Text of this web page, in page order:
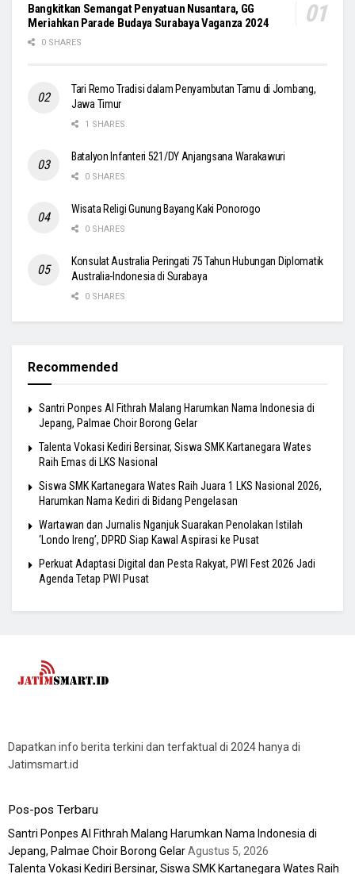
Bangkitkan Semangat Penyatuan Nusantara, GG
Meriahkan Parade Budaya Surabaya Vaganza 2024
0 SHARES
Tari Remo Tradisi dalam Penyambutan Tamu di Jombang,
Jawa Timur
1 SHARES
Batalyon Infanteri 521/DY Anjangsana Warakawuri
0 SHARES
Wisata Religi Gunung Bayang Kaki Ponorogo
0 SHARES
Konsulat Australia Peringati 75 Tahun Hubungan Diplomatik
Australia-Indonesia di Surabaya
0 SHARES
Recommended
Santri Ponpes Al Fithrah Malang Harumkan Nama Indonesia di
Jepang, Palmae Choir Borong Gelar
Talenta Vokasi Kediri Bersinar, Siswa SMK Kartanegara Wates
Raih Emas di LKS Nasional
Siswa SMK Kartanegara Wates Raih Juara 1 LKS Nasional 2026,
Harumkan Nama Kediri di Bidang Pengelasan
Wartawan dan Jurnalis Nganjuk Suarakan Penolakan Istilah
‘Londo Ireng’, DPRD Siap Kawal Aspirasi ke Pusat
Perkuat Adaptasi Digital dan Pesta Rakyat, PWI Fest 2026 Jadi
Agenda Tetap PWI Pusat
Dapatkan info berita terkini dan terfaktual di 2024 hanya di
Jatimsmart.id
Pos-pos Terbaru
Santri Ponpes Al Fithrah Malang Harumkan Nama Indonesia di
Jepang, Palmae Choir Borong GelarAgustus 5, 2026
Talenta Vokasi Kediri Bersinar, Siswa SMK Kartanegara Wates Raih